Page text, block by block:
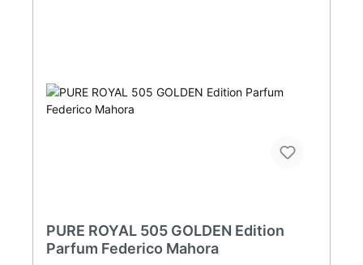
PURE ROYAL 505 GOLDEN Edition
Parfum Federico Mahora